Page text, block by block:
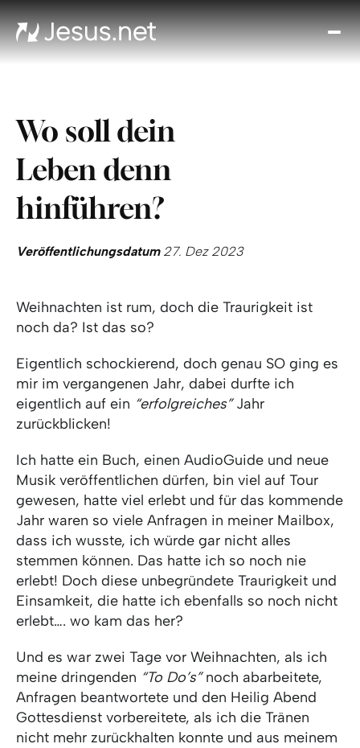
Wo soll dein
Leben denn
hinführen?
Veröffentlichungsdatum27. Dez 2023
Weihnachten ist rum, doch die Traurigkeit ist
noch da? Ist das so?
Eigentlich schockierend, doch genau SO ging es
mir im vergangenen Jahr, dabei durfte ich
eigentlich auf ein “erfolgreiches”Jahr
zurückblicken!
Ich hatte ein Buch, einen AudioGuide und neue
Musik veröffentlichen dürfen, bin viel auf Tour
gewesen, hatte viel erlebt und für das kommende
Jahr waren so viele Anfragen in meiner Mailbox,
dass ich wusste, ich würde gar nicht alles
stemmen können. Das hatte ich so noch nie
erlebt! Doch diese unbegründete Traurigkeit und
Einsamkeit, die hatte ich ebenfalls so noch nicht
erlebt…. wo kam das her?
Und es war zwei Tage vor Weihnachten, als ich
meine dringenden “To Do’s”noch abarbeitete,
Anfragen beantwortete und den Heilig Abend
Gottesdienst vorbereitete, als ich die Tränen
nicht mehr zurückhalten konnte und aus meinem